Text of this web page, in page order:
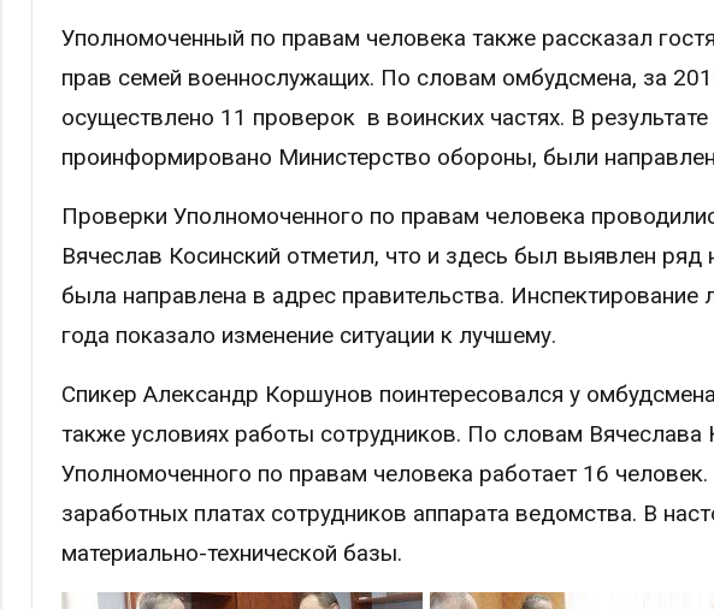
Уполномоченный по правам человека также рассказал
прав семей военнослужащих. По словам омбудсмена, за
осуществлено 11 проверок в воинских частях. В
проинформировано Министерство обороны, были
Проверки Уполномоченного по правам человека
Вячеслав Косинский отметил, что и здесь был выявлен
была направлена в адрес правительства.
года показало изменение ситуации к лучшему.
Спикер Александр Коршунов поинтересовался у
также условиях работы сотрудников. По словам Вячеслава
Уполномоченного по правам человека работает 16
заработных платах сотрудников аппарата ведомства. В
материально-технической базы.